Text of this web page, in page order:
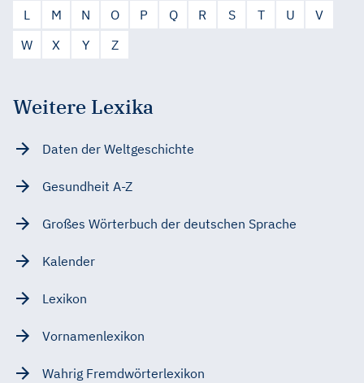
L
M N O P Q R S T U
V
W
X Y Z
Weitere Lexika
Daten der Weltgeschichte
Gesundheit A-Z
Großes Wörterbuch der deutschen Sprache
Kalender
Lexikon
Vornamenlexikon
Wahrig Fremdwörterlexikon